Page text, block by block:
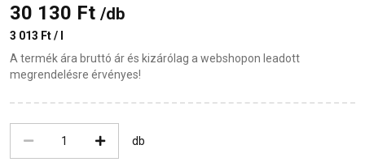
30 130 Ft /db
3 013 Ft / l
A termék ára bruttó ár és kizárólag a webshopon leadott
megrendelésre érvényes!
db